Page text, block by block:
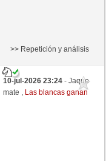
>> Repetición y análisis
10-jul-2026 23:24- Jaque
mate , Las blancas ganan